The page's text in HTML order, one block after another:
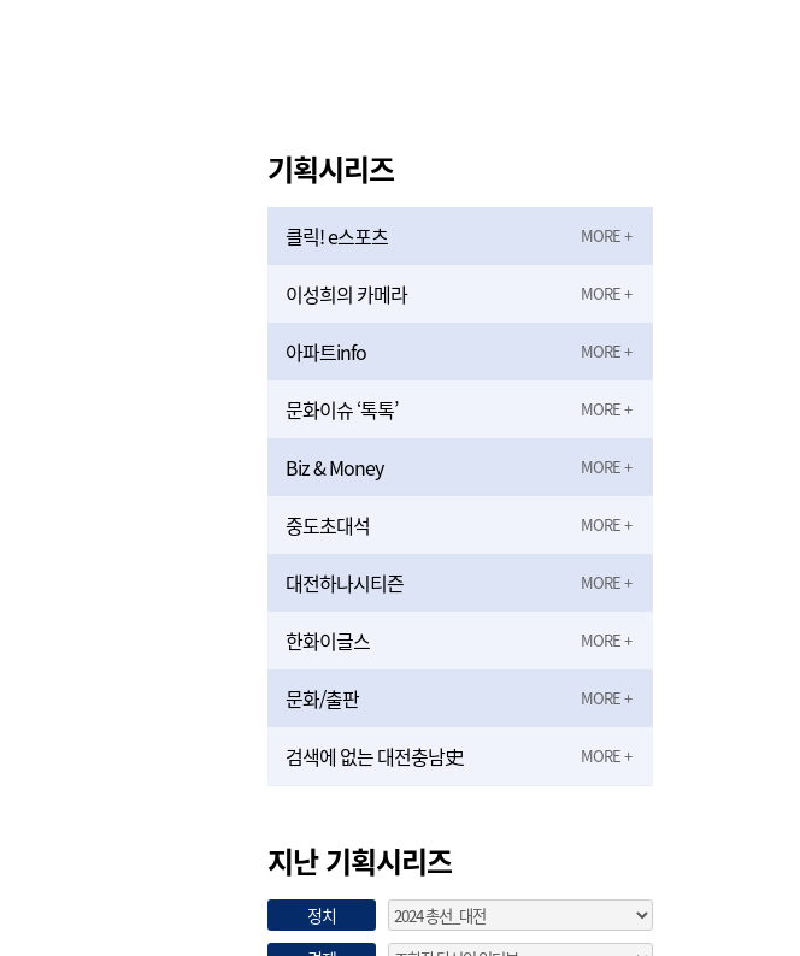
기획시리즈
클릭! e스포츠
이성희의 카메라
아파트info
문화이슈 ‘톡톡’
Biz & Money
중도초대석
대전하나시티즌
한화이글스
문화/출판
검색에 없는 대전충남史
지난 기획시리즈
정치